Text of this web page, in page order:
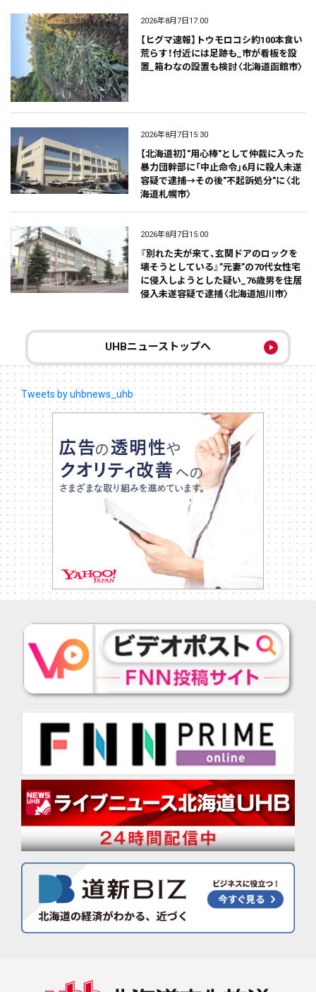
2026年8月7日17:00
【ヒグマ速報】トウモロコシ約100本食い
荒らす！付近には足跡も_市が看板を設
置_箱わなの設置も検討〈北海道函館市〉
2026年8月7日15:30
【北海道初】"用心棒"として仲裁に入った
暴力団幹部に「中止命令」6月に殺人未遂
容疑で逮捕→その後"不起訴処分"に〈北
海道札幌市〉
2026年8月7日15:00
『別れた夫が来て、玄関ドアのロックを
壊そうとしている』”元妻”の70代女性宅
に侵入しようとした疑い_76歳男を住居
侵入未遂容疑で逮捕〈北海道旭川市〉
UHBニューストップへ
Tweets by uhbnews_uhb